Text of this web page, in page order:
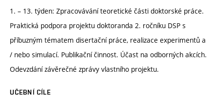
1. – 13. týden: Zpracovávání teoretické části doktorské práce.
Praktická podpora projektu doktoranda 2. ročníku DSP s
příbuzným tématem disertační práce, realizace experimentů a
/ nebo simulací. Publikační činnost. Účast na odborných akcích.
Odevzdání závěrečné zprávy vlastního projektu.
UČEBNÍ CÍLE